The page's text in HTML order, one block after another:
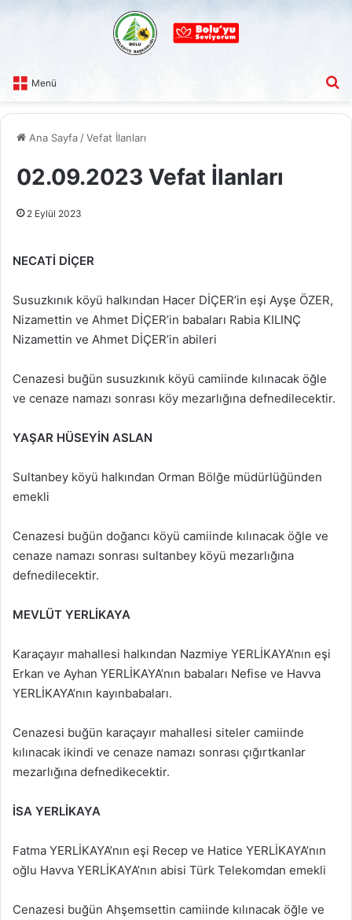
Menü
Ana Sayfa /Vefat İlanları
02.09.2023 Vefat İlanları
2 Eylül 2023
NECATİ DİÇER
Susuzkınık köyü halkından Hacer DİÇER’in eşi Ayşe ÖZER,
Nizamettin ve Ahmet DİÇER’in babaları Rabia KILINÇ
Nizamettin ve Ahmet DİÇER’in abileri
Cenazesi buğün susuzkınık köyü camiinde kılınacak öğle
ve cenaze namazı sonrası köy mezarlığına defnedilecektir.
YAŞAR HÜSEYİN ASLAN
Sultanbey köyü halkından Orman Bölğe müdürlüğünden
emekli
Cenazesi buğün doğancı köyü camiinde kılınacak öğle ve
cenaze namazı sonrası sultanbey köyü mezarlığına
defnedilecektir.
MEVLÜT YERLİKAYA
Karaçayır mahallesi halkından Nazmiye YERLİKAYA’nın eşi
Erkan ve Ayhan YERLİKAYA’nın babaları Nefise ve Havva
YERLİKAYA’nın kayınbabaları.
Cenazesi buğün karaçayır mahallesi siteler camiinde
kılınacak ikindi ve cenaze namazı sonrası çığırtkanlar
mezarlığına defnedikecektir.
İSA YERLİKAYA
Fatma YERLİKAYA’nın eşi Recep ve Hatice YERLİKAYA’nın
oğlu Havva YERLİKAYA’nın abisi Türk Telekomdan emekli
Cenazesi buğün Ahşemsettin camiinde kılınacak öğle ve